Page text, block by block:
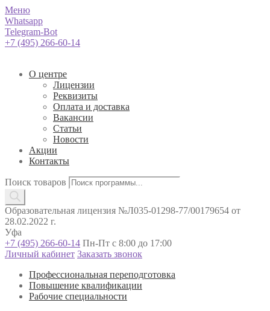
Меню
Whatsapp
Telegram-Bot
+7 (495) 266-60-14
О центре
Лицензии
Реквизиты
Оплата и доставка
Вакансии
Статьи
Новости
Акции
Контакты
Поиск товаров
Образовательная лицензия №Л035-01298-77/00179654 от
28.02.2022 г.
Уфа
+7 (495) 266-60-14 Пн-Пт с 8:00 до 17:00
Личный кабинет Заказать звонок
Профессиональная переподготовка
Повышение квалификации
Рабочие специальности